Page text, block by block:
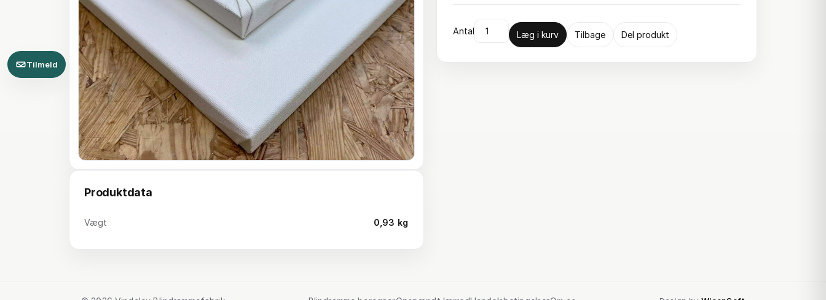
Produktdata
Vægt 0,93 kg
Antal Læg i kurv Tilbage Del produkt
Tilmeld